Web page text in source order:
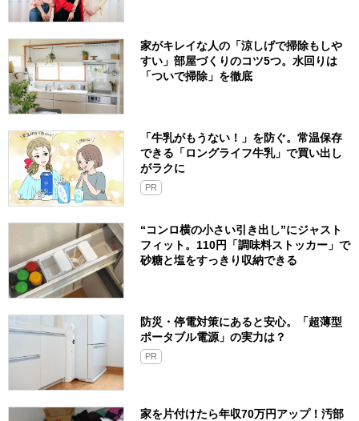
家がキレイな人の「涼しげで掃除もしや
すい」部屋づくりのコツ5つ。水回りは
「ついで掃除」を徹底
「牛乳がもうない！」を防ぐ。常温保存
できる「ロングライフ牛乳」で買い出し
がラクに
PR
“コンロ横の小さい引き出し”にジャスト
フィット。110円「調味料ストッカー」で
砂糖と塩をすっきり収納できる
防災・停電対策にあると安心。「超薄型
ポータブル電源」の実力は？​
PR
家を片付けたら年収70万円アップ！汚部